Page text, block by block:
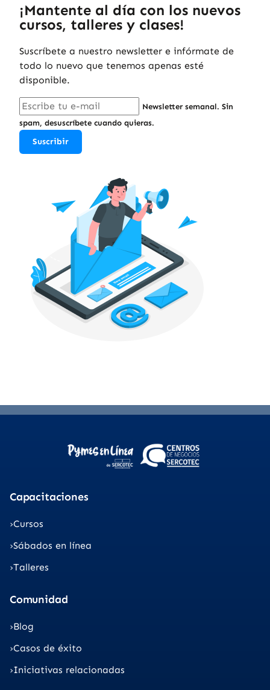
¡Mantente al día con los nuevos
cursos, talleres y clases!
Suscríbete a nuestro newsletter e infórmate de
todo lo nuevo que tenemos apenas esté
disponible.
Newsletter semanal. Sin
spam, desuscríbete cuando quieras.
Suscribir
Capacitaciones
Cursos
Sábados en línea
Talleres
Comunidad
Blog
Casos de éxito
Iniciativas relacionadas